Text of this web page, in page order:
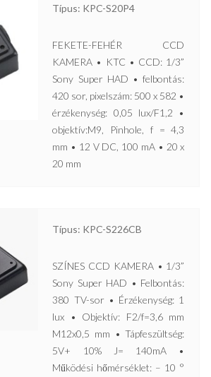
Típus: KPC-S20P4
FEKETE-FEHÉR CCD
KAMERA • KTC • CCD: 1/3”
Sony Super HAD • felbontás:
420 sor, pixelszám: 500 x 582 •
érzékenység: 0,05 lux/F1,2 •
objektív:M9, Pinhole, f = 4,3
mm • 12 V DC, 100 mA • 20 x
20 mm
Típus: KPC-S226CB
SZÍNES CCD KAMERA • 1/3”
Sony Super HAD • Felbontás:
380 TV-sor • Érzékenység: 1
lux • Objektív: F2/f=3,6 mm
M12x0,5 mm • Tápfeszültség:
5V+ 10% J= 140mA •
Működési hőmérséklet: – 10 °